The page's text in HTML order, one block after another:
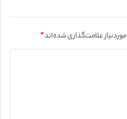
علامت‌گذاری شده‌اند*